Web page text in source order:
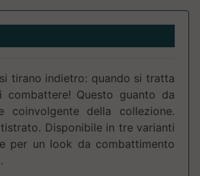
tirano indietro: quando si tratta
Questo guanto da
coinvolgente della collezione.
Disponibile in tre varianti
per un look da combattimento